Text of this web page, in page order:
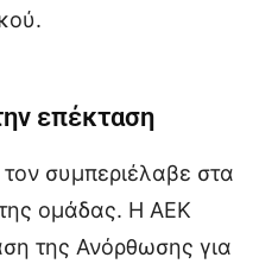
επέκταση
συμπεριέλαβε στα
ομάδας. Η ΑΕΚ
της Ανόρθωσης για